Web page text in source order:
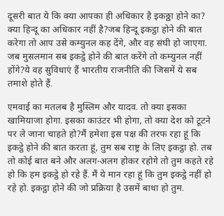
दूसरी बात ये कि क्या आपका ही अधिकार है इकठ्ठा होने का?
क्या हिन्दू का अधिकार नहीं है?जब हिन्दू इकट्ठा होने की बात
करेगा तो आप उसे कम्युनल कह देंगे, और वह संघी हो जाएगा.
जब मुसलमान सब इकट्ठे होने की बात करेंगे तो कम्युनल नहीं
होंगे?ये वह सुविधाएं हैं भारतीय राजनीति की जिसमें ये सब
तमाशे होते हैं.
एमवाई का मतलब है मुस्लिम और यादव. तो क्या इसका
खामियाजा होगा. इसका काउंटर भी होगा, तो क्या देश को टूटने
पर ले जाना चाहते हो?मैं हमेशा इस पक्ष की तरफ रहा हूं कि
इकट्ठे होने की बात करता हूं, तुम सब राष्ट्र के लिए इकट्ठा हो. तब
तो कोई बात बने और अलग-अलग होकर रहोगे तो तुम कहते रहे
हो कि हम इकट्ठे हो रहे हैं. मैं ये मान रहा हूं कि तुम इकट्ठे नहीं हो
रहे हो. इकट्ठा होने की जो प्रक्रिया है उसमें बाधा हो तुम.